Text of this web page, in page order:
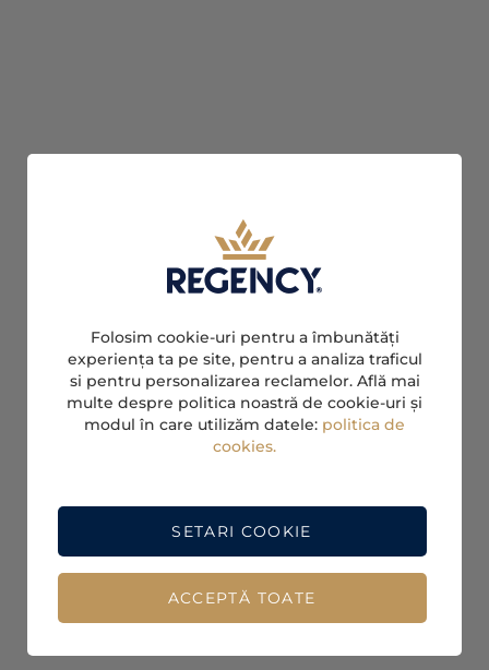
Folosim cookie-uri pentru a îmbunătăți
experiența ta pe site, pentru a analiza traficul
si pentru personalizarea reclamelor. Află mai
multe despre politica noastră de cookie-uri și
modul în care utilizăm datele: politica de
cookies.
ACCEPTĂ TOATE
SETARI COOKIE